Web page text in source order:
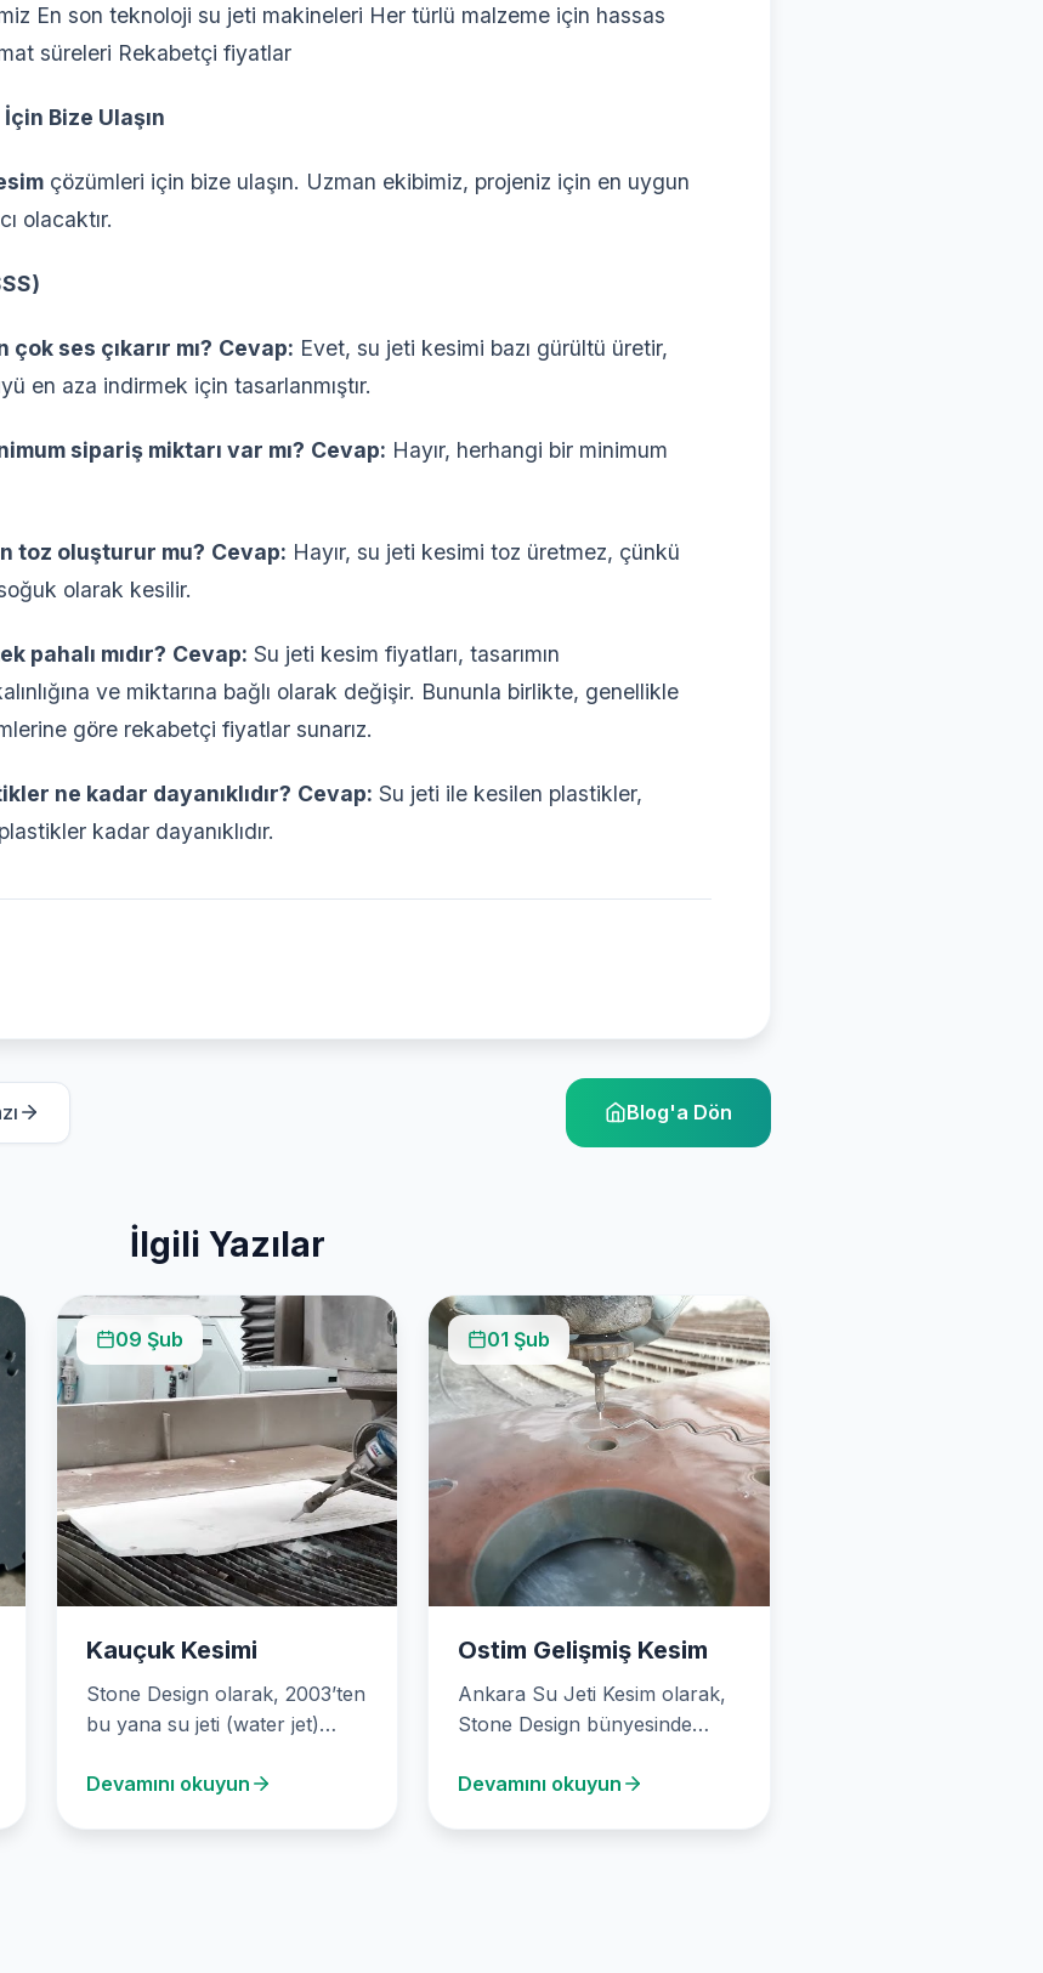
En son teknoloji su jeti makineleri Her türlü malzeme için hassas
süreleri Rekabetçi fiyatlar
Bize Ulaşın
çözümleri için bize ulaşın. Uzman ekibimiz, projeniz için en uygun
olacaktır.
ses çıkarır mı? Cevap: Evet, su jeti kesimi bazı gürültü üretir,
en aza indirmek için tasarlanmıştır.
sipariş miktarı var mı? Cevap: Hayır, herhangi bir minimum
toz oluşturur mu? Cevap: Hayır, su jeti kesimi toz üretmez, çünkü
olarak kesilir.
pahalı mıdır? Cevap: Su jeti kesim fiyatları, tasarımın
ve miktarına bağlı olarak değişir. Bununla birlikte, genellikle
göre rekabetçi fiyatlar sunarız.
ne kadar dayanıklıdır? Cevap: Su jeti ile kesilen plastikler,
kadar dayanıklıdır.
Blog'a Dön
İlgili Yazılar
09 Şub
Kauçuk Kesimi
Stone Design olarak, 2003’ten
bu yana su jeti (water jet)
Çeşitli malzemeleri…
Devamını okuyun
01 Şub
Ostim Gelişmiş Kesim
Ankara Su Jeti Kesim olarak,
Stone Design bünyesinde
gelişmiş su…
Devamını okuyun